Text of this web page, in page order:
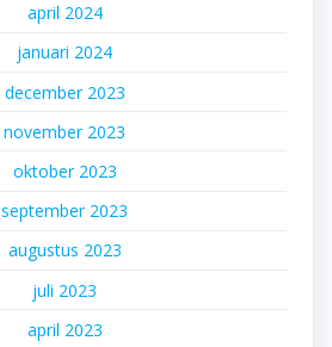
april 2024
januari 2024
december 2023
november 2023
oktober 2023
september 2023
augustus 2023
juli 2023
april 2023